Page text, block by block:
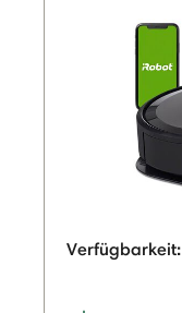
Verfügbarkeit: